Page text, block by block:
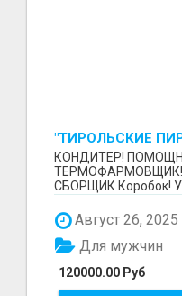
"ТИРОЛЬСКИЕ
ФАБРИКА "КРУГ "
КОНДИТЕР!
ТЕРМОФАРМОВЩИК!
СБОРЩИК
Август 26, 2025
120000.00 Руб
Для мужчин